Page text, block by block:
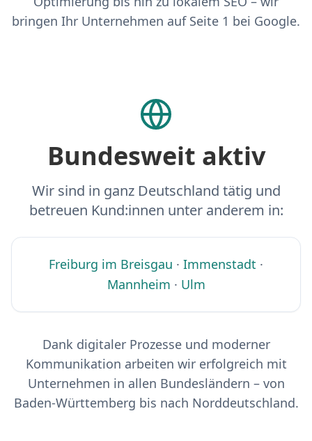
bringen Ihr Unternehmen auf Seite 1 bei Google.
Bundesweit aktiv
Wir sind in ganz Deutschland tätig und
betreuen Kund:innen unter anderem in:
Freiburg im Breisgau · Immenstadt ·
Mannheim · Ulm
Dank digitaler Prozesse und moderner
Kommunikation arbeiten wir erfolgreich mit
Unternehmen in allen Bundesländern – von
Baden-Württemberg bis nach Norddeutschland.